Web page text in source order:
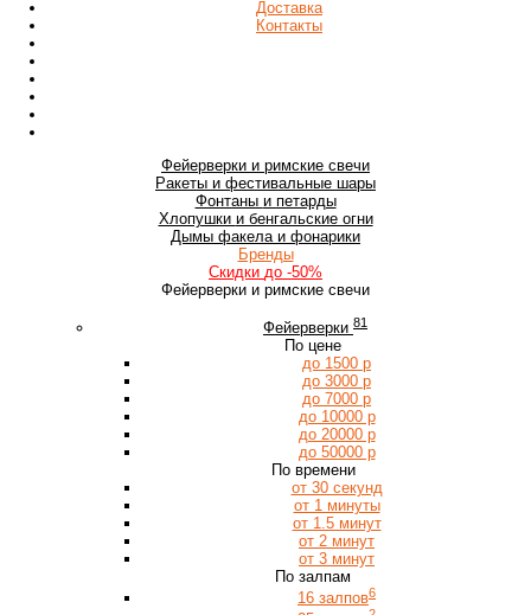
Доставка
Контакты
Фейерверки и римские свечи
Ракеты и фестивальные шары
Фонтаны и петарды
Хлопушки и бенгальские огни
Дымы факела и фонарики
Бренды
Скидки до -50%
Фейерверки и римские свечи
Фейерверки 81
По цене
до 1500 р
до 3000 р
до 7000 р
до 10000 р
до 20000 р
до 50000 р
По времени
от 30 секунд
от 1 минуты
от 1.5 минут
от 2 минут
от 3 минут
По залпам
16 залпов6